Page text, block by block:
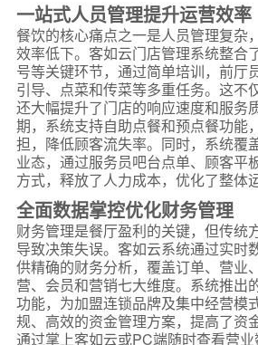
一站式人员管理提升运营效率
餐饮的核心痛点之一是人员管理复杂
效率低下。客如云门店管理系统整合
号等关键环节，通过简单培训，前厅
引导、点菜和传菜等多重任务。这不
还大幅提升了门店的响应速度和服务
期，系统支持自助点餐和预点餐功能
担，降低顾客流失率。同时，系统覆
业态，通过服务员吧台点单、顾客平
方式，释放了人力成本，优化了整体
全面数据掌控优化财务管理
财务管理是餐厅盈利的关键，但传统
导致决策失误。客如云系统通过实时
供精确的财务分析，覆盖订单、营业
营、会员和营销七大维度。系统推出
功能，为加盟连锁品牌及集中经营模
规、高效的资金管理方案，提高了资
通过掌上客如云或PC端随时查看营